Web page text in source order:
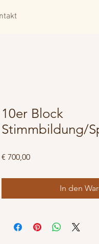
10er Block
Stimmbildung/
€ 700,00Preis
In den